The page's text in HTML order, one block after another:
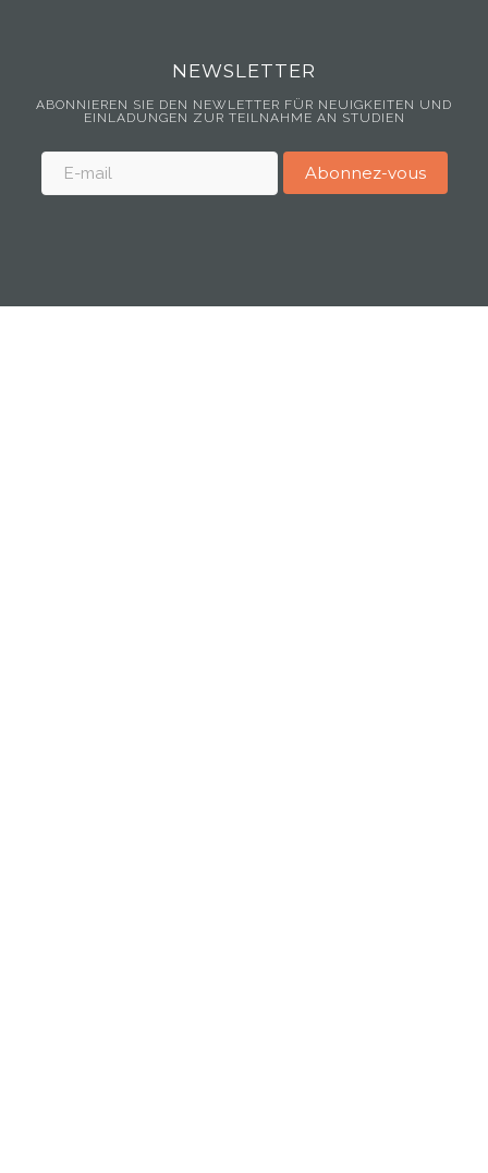
NEWSLETTER
ABONNIEREN SIE DEN NEWLETTER FÜR NEUIGKEITEN UND
EINLADUNGEN ZUR TEILNAHME AN STUDIEN